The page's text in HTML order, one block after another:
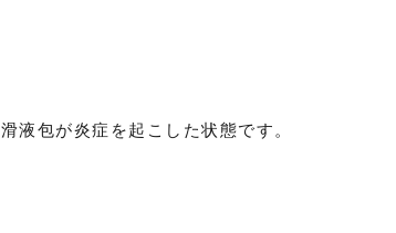
液包が炎症を起こした状態です。